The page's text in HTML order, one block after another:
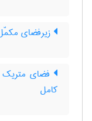
زیرفضای
فضای
کامل